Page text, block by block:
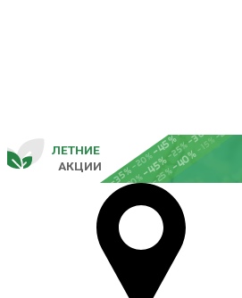
-20%
-25%
-45%
-35%-20%
-25%
-45%
-30%
-15%
-20%
-25%
-40%
АКЦИИ
ЛЕТНИЕ